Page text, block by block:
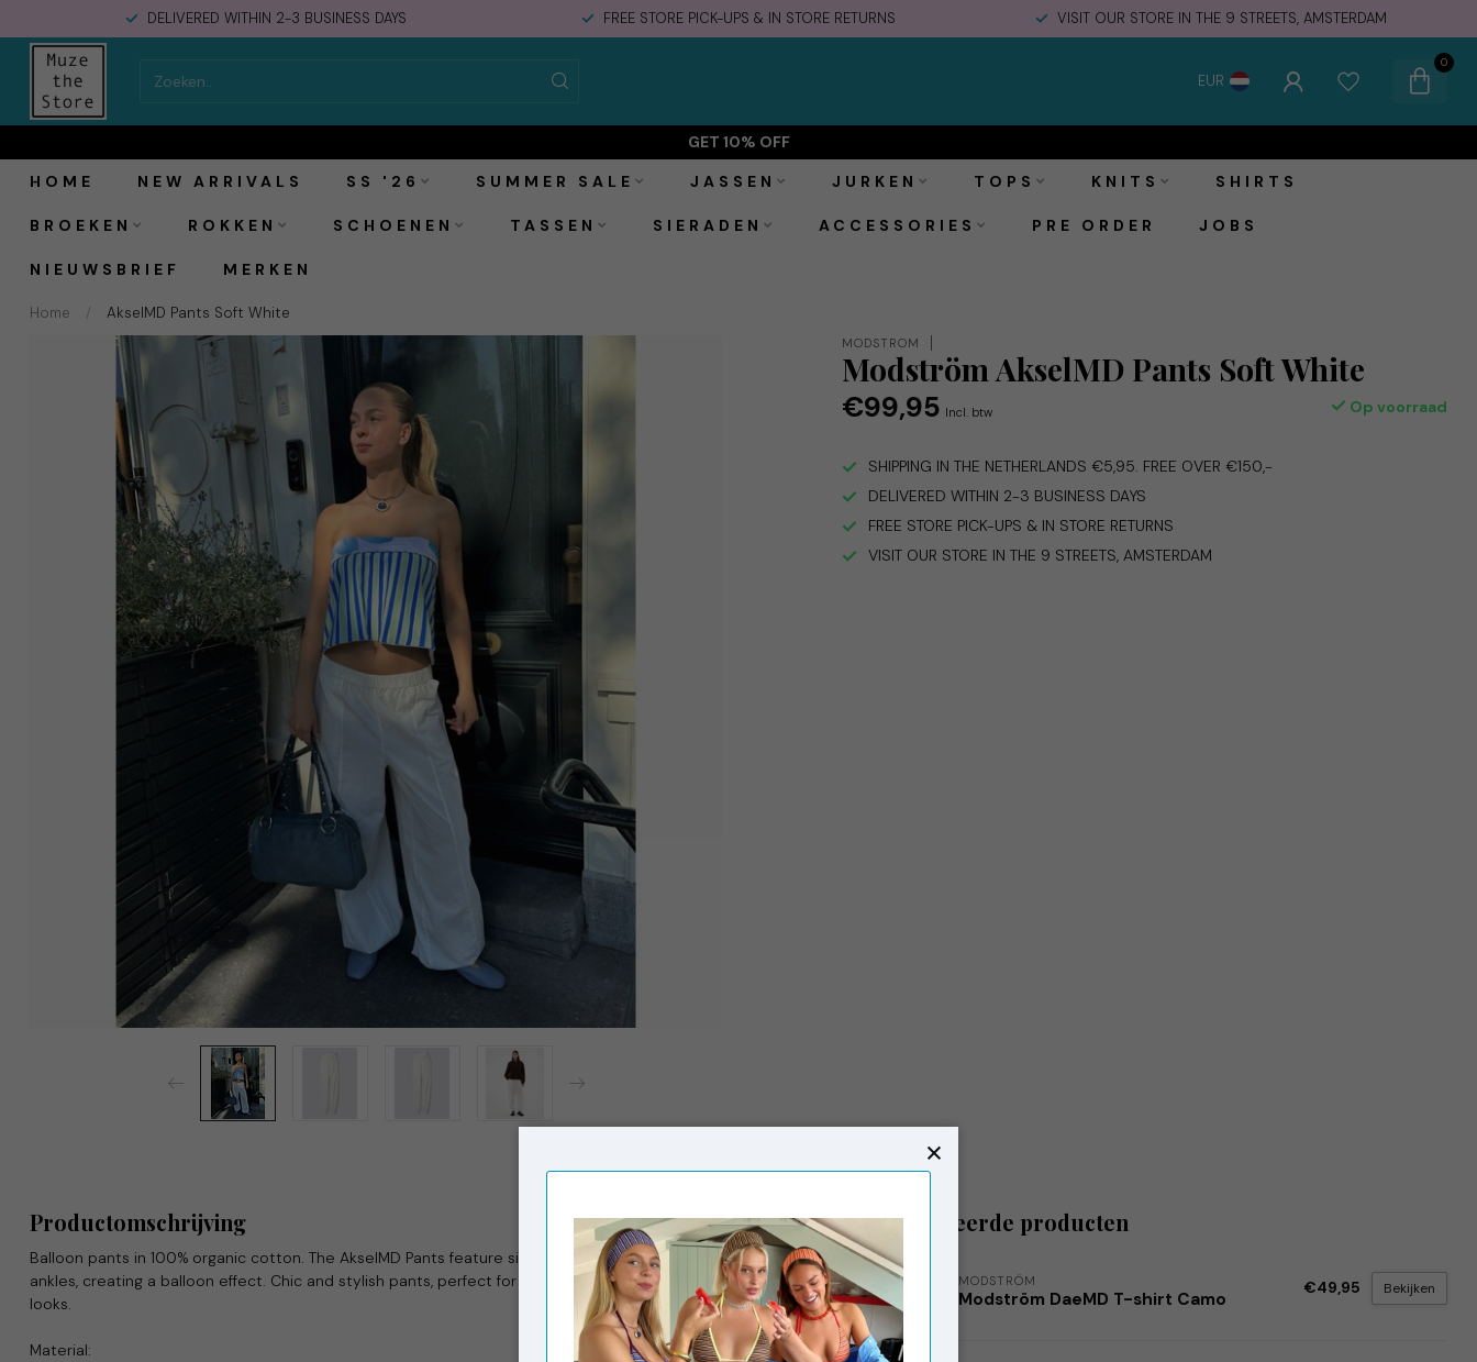
DELIVERED WITHIN 2-3 BUSINESS DAYS FREE STORE PICK-UPS & IN STORE RETURNS VISIT OUR STORE IN THE 9 STREETS, AMSTERDAM
EUR
0
GET 10% OFF
HOME
NEW ARRIVALS SS '26 SUMMER SALE JASSEN JURKEN TOPS KNITS SHIRTS
BROEKEN ROKKEN SCHOENEN TASSEN SIERADEN ACCESSORIES PRE ORDER JOBS
NIEUWSBRIEF MERKEN
Home / AkselMD Pants Soft White
Modström AkselMD Pants Soft White Toevoegen aan winkelwagen
MODSTRÖM
Modström AkselMD Pants Soft White
€99,95 Incl. btw Op voorraad
SHIPPING IN THE NETHERLANDS €5,95. FREE OVER €150,-
DELIVERED WITHIN 2-3 BUSINESS DAYS
FREE STORE PICK-UPS & IN STORE RETURNS
VISIT OUR STORE IN THE 9 STREETS, AMSTERDAM
Productomschrijving
Balloon pants in 100% organic cotton. The AkselMD Pants feature side pockets and elastic at the waist and
ankles, creating a balloon effect. Chic and stylish pants, perfect for both everyday wear and more dressed-up
looks.
Material:
Gerelateerde producten
MODSTRÖM
Modström DaeMD T-shirt Camo
€49,95 Bekijken